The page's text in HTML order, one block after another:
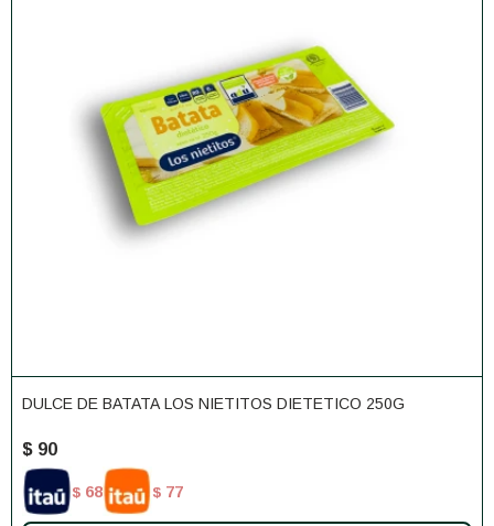
DULCE DE BATATA LOS NIETITOS DIETETICO 250G
$ 90
$ 68 $ 77